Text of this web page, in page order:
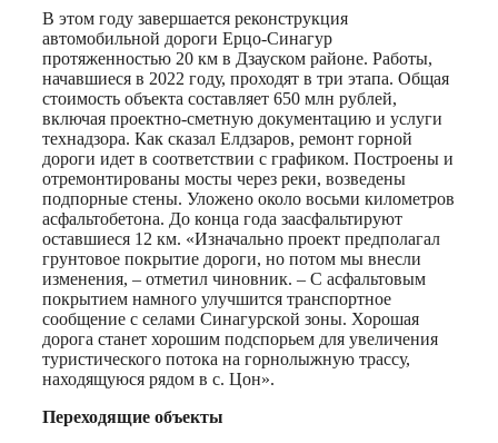
В этом году завершается реконструкция
автомобильной дороги Ерцо-Синагур
протяженностью 20 км в Дзауском районе. Работы,
начавшиеся в 2022 году, проходят в три этапа. Общая
стоимость объекта составляет 650 млн рублей,
включая проектно-сметную документацию и услуги
технадзора. Как сказал Елдзаров, ремонт горной
дороги идет в соответствии с графиком. Построены и
отремонтированы мосты через реки, возведены
подпорные стены. Уложено около восьми километров
асфальтобетона. До конца года заасфальтируют
оставшиеся 12 км. «Изначально проект предполагал
грунтовое покрытие дороги, но потом мы внесли
изменения, – отметил чиновник. – С асфальтовым
покрытием намного улучшится транспортное
сообщение с селами Синагурской зоны. Хорошая
дорога станет хорошим подспорьем для увеличения
туристического потока на горнолыжную трассу,
находящуюся рядом в с. Цон».
Переходящие объекты